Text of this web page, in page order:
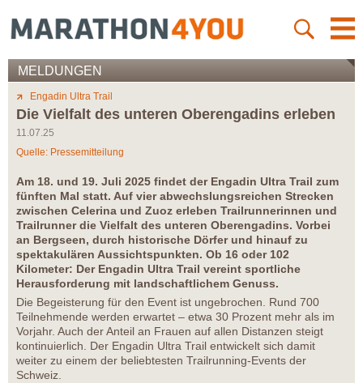
MELDUNGEN
Engadin Ultra Trail
Die Vielfalt des unteren Oberengadins erleben
11.07.25
Quelle: Pressemitteilung
Am 18. und 19. Juli 2025 findet der Engadin Ultra Trail zum
fünften Mal statt. Auf vier abwechslungsreichen Strecken
zwischen Celerina und Zuoz erleben Trailrunnerinnen und
Trailrunner die Vielfalt des unteren Oberengadins. Vorbei
an Bergseen, durch historische Dörfer und hinauf zu
spektakulären Aussichtspunkten. Ob 16 oder 102
Kilometer: Der Engadin Ultra Trail vereint sportliche
Herausforderung mit landschaftlichem Genuss.
Die Begeisterung für den Event ist ungebrochen. Rund 700
Teilnehmende werden erwartet – etwa 30 Prozent mehr als im
Vorjahr. Auch der Anteil an Frauen auf allen Distanzen steigt
kontinuierlich. Der Engadin Ultra Trail entwickelt sich damit
weiter zu einem der beliebtesten Trailrunning-Events der
Schweiz.